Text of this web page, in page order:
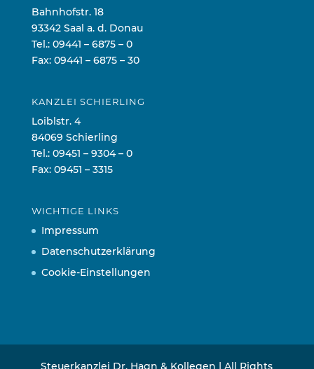
Bahnhofstr. 18
93342 Saal a. d. Donau
Tel.: 09441 – 6875 – 0
Fax: 09441 – 6875 – 30
KANZLEI SCHIERLING
Loiblstr. 4
84069 Schierling
Tel.: 09451 – 9304 – 0
Fax: 09451 – 3315
WICHTIGE LINKS
Impressum
Datenschutzerklärung
Cookie-Einstellungen
Steuerkanzlei Dr. Hagn & Kollegen | All Rights